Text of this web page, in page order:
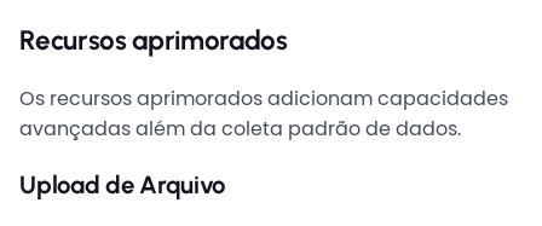
Recursos aprimorados
Os recursos aprimorados adicionam capacidades
avançadas além da coleta padrão de dados.
Upload de Arquivo